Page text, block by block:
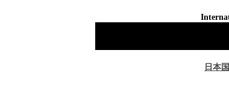
日本